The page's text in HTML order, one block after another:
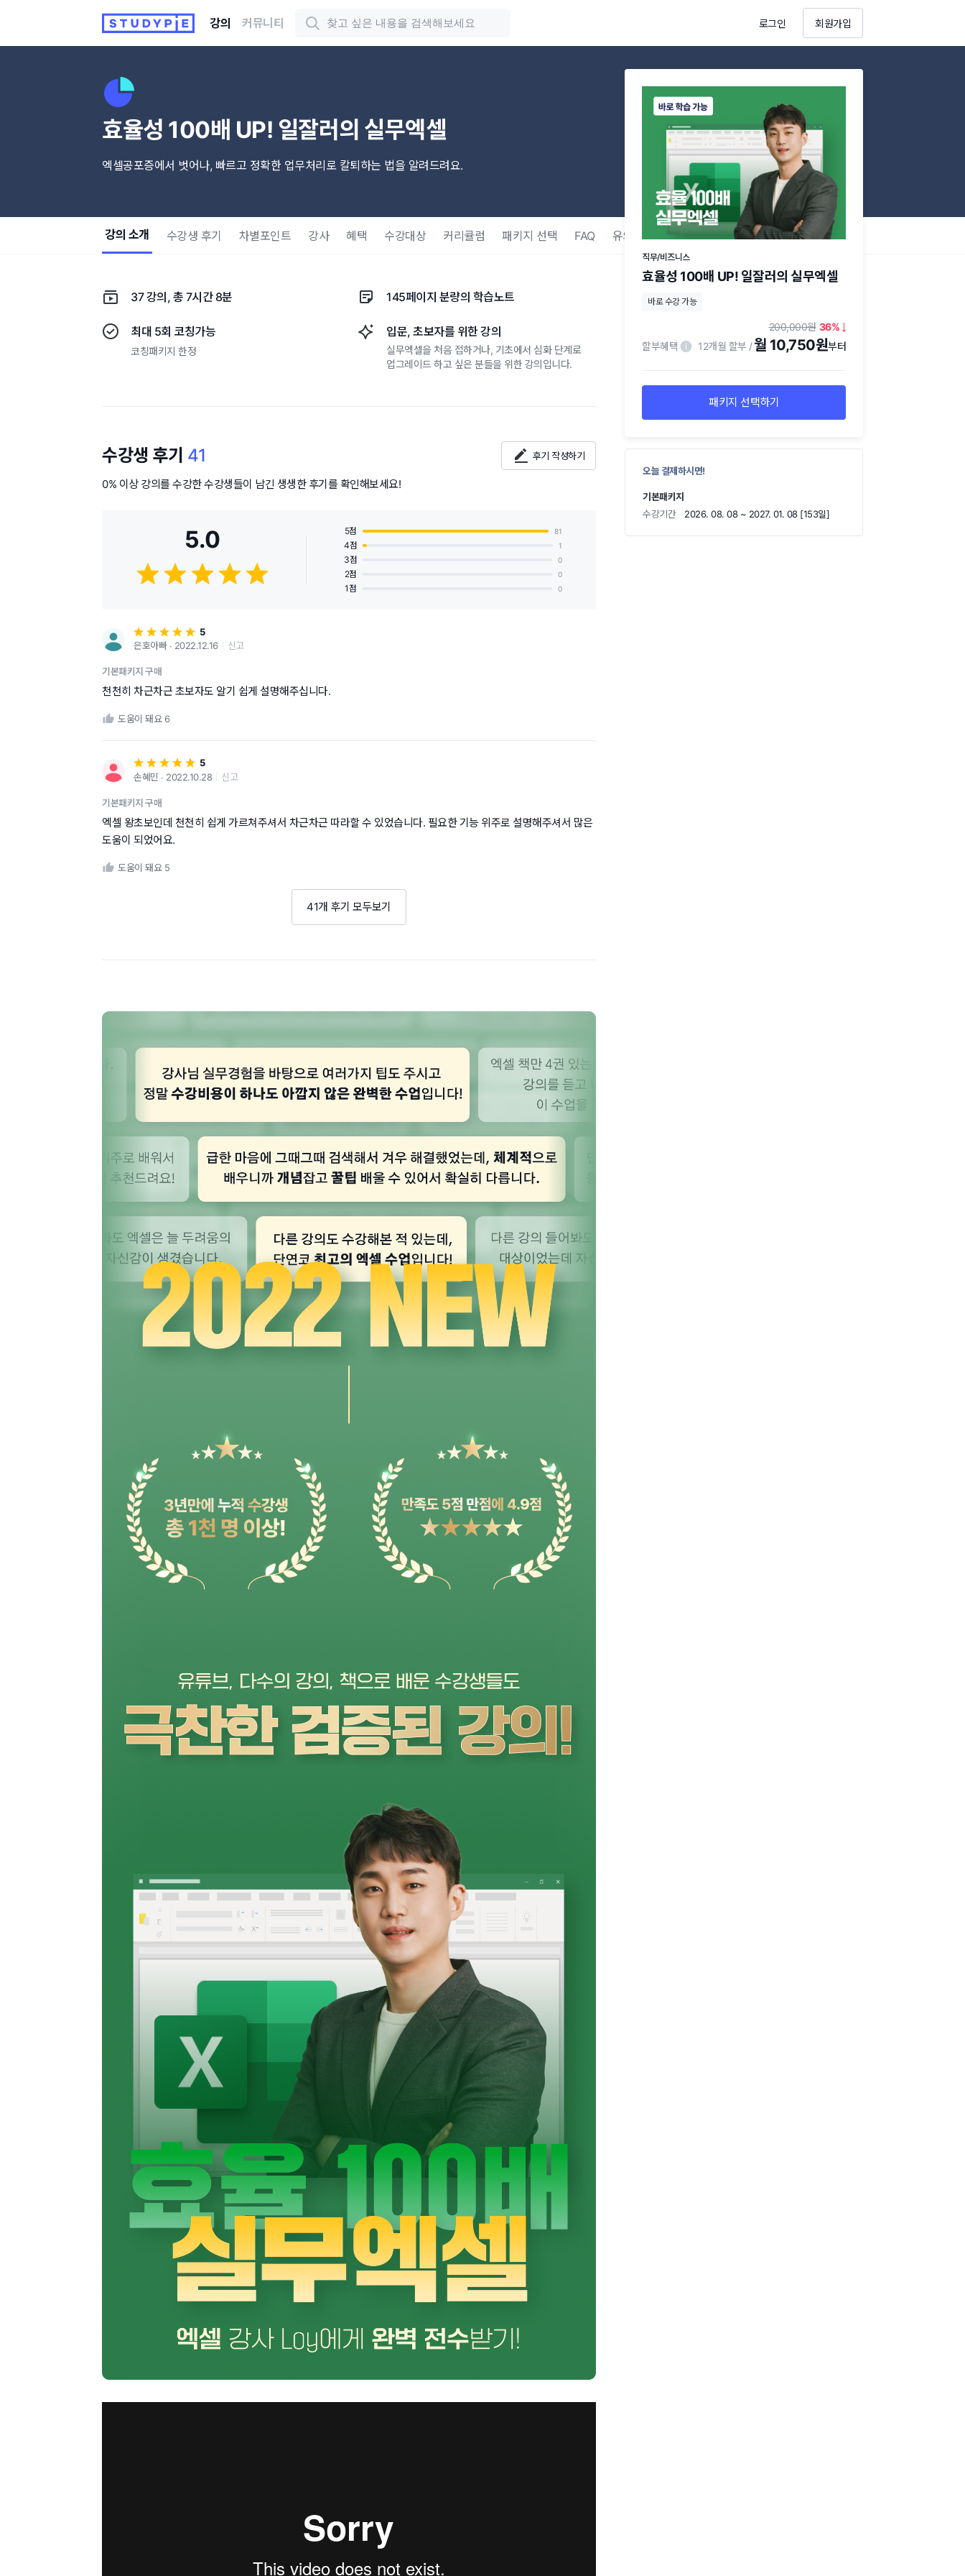
강의 커뮤니티 로그인 회원가입
효율성 100배 UP! 일잘러의 실무엑셀
엑셀공포증에서 벗어나, 빠르고 정확한 업무처리로 칼퇴하는 법을 알려드려요.
강의 소개 수강생 후기 차별포인트 강사 혜택 수강대상 커리큘럼 패키지 선택 FAQ 유의사항
직무/비즈니스
효율성 100배 UP! 일잘러의 실무엑셀
바로 수강 가능
200,000
36
할부혜택
12개월 할부 월 10,750원
패키지 선택하기
오늘 결제하시면!
기본패키지
수강기간
2026. 08. 08 ~ 2027. 01. 08 [153일]
37 강의, 총 7시간 8분 145페이지 분량의 학습노트
최대 5회 코칭가능
코칭패키지 한정
입문, 초보자를 위한 강의
실무엑셀을 처음 접하거나, 기초에서 심화 단계로
업그레이드 하고 싶은 분들을 위한 강의입니다.
수강생 후기 41 후기 작성하기
0% 이상 강의를 수강한 수강생들이 남긴 생생한 후기를 확인해보세요!
5.0 5점 81
4점 1
3점 0
2점 0
1점 0
5
은호아빠 ∙ 2022.12.16
신고
기본패키지 구매
천천히 차근차근 초보자도 알기 쉽게 설명해주십니다.
도움이 돼요 6
5
손혜민 ∙ 2022.10.28
신고
기본패키지 구매
엑셀 왕초보인데 천천히 쉽게 가르쳐주셔서 차근차근 따라할 수 있었습니다. 필요한 기능 위주로 설명해주셔서 많은
도움이 되었어요.
도움이 돼요 5
41개 후기 모두보기